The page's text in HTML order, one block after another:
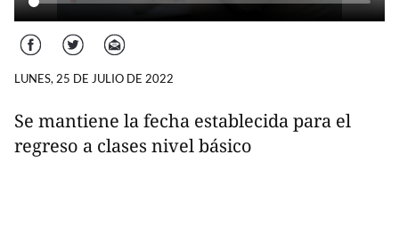
Facebook Twitter Correo
LUNES, 25 DE JULIO DE 2022
Se mantiene la fecha establecida para el
regreso a clases nivel básico